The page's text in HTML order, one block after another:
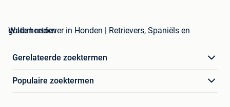
golden retriever in Honden | Retrievers, Spaniëls en Waterhonden
Gerelateerde zoektermen
Populaire zoektermen